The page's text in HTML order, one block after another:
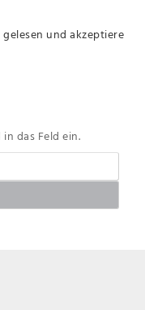
gelesen und akzeptiere
das Feld ein.